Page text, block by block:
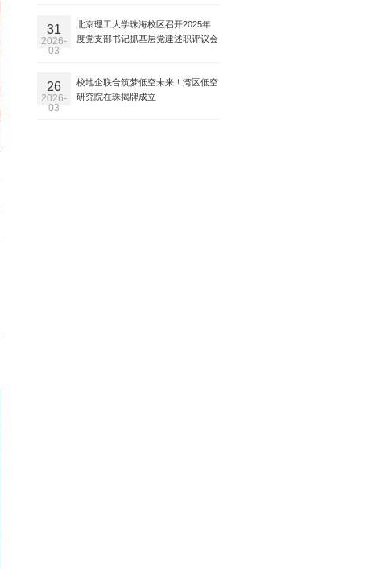
31
2026-
03
北京理工大学珠海校区召开2025年
度党支部书记抓基层党建述职评议会
26
2026-
03
校地企联合筑梦低空未来！湾区低空
研究院在珠揭牌成立